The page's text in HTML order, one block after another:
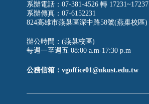
系辦電話：07-381-4526 轉 17231~17237
系辦傳真：07-6152231
824高雄市燕巢區深中路58號(燕巢校區)
辦公時間：(燕巢校區)
每週一至週五 08:00 a.m-17:30 p.m
公務信箱：vgoffice01@nkust.edu.tw